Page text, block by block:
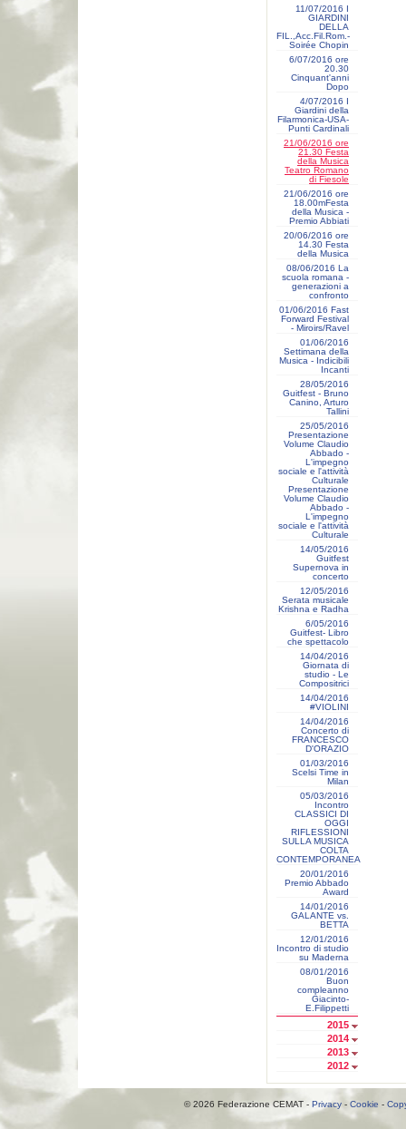
11/07/2016 I
GIARDINI
DELLA
FIL.,Acc.Fil.Rom.-
Soirée Chopin
6/07/2016 ore
20.30
Cinquant'anni
Dopo
4/07/2016 I
Giardini della
Filarmonica-USA-
Punti Cardinali
21/06/2016 ore
21.30 Festa
della Musica
Teatro Romano
di Fiesole
21/06/2016 ore
18.00mFesta
della Musica -
Premio Abbiati
20/06/2016 ore
14.30 Festa
della Musica
08/06/2016 La
scuola romana -
generazioni a
confronto
01/06/2016 Fast
Forward Festival
- Miroirs/Ravel
01/06/2016
Settimana della
Musica - Indicibili
Incanti
28/05/2016
Guitfest - Bruno
Canino, Arturo
Tallini
25/05/2016
Presentazione
Volume Claudio
Abbado -
L'impegno
sociale e l'attività
Culturale
Presentazione
Volume Claudio
Abbado -
L'impegno
sociale e l'attività
Culturale
14/05/2016
Guitfest
Supernova in
concerto
12/05/2016
Serata musicale
Krishna e Radha
6/05/2016
Guitfest- Libro
che spettacolo
14/04/2016
Giornata di
studio - Le
Compositrici
14/04/2016
#VIOLINI
14/04/2016
Concerto di
FRANCESCO
D'ORAZIO
01/03/2016
Scelsi Time in
Milan
05/03/2016
Incontro
CLASSICI DI
OGGI
RIFLESSIONI
SULLA MUSICA
COLTA
CONTEMPORANEA
20/01/2016
Premio Abbado
Award
14/01/2016
GALANTE vs.
BETTA
12/01/2016
Incontro di studio
su Maderna
08/01/2016
Buon
compleanno
Giacinto-
E.Filippetti
2015
2014
2013
2012
© 2026 Federazione CEMAT - Privacy - Cookie -